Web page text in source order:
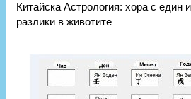
Китайска Астрология: хора с един
разлики в животите